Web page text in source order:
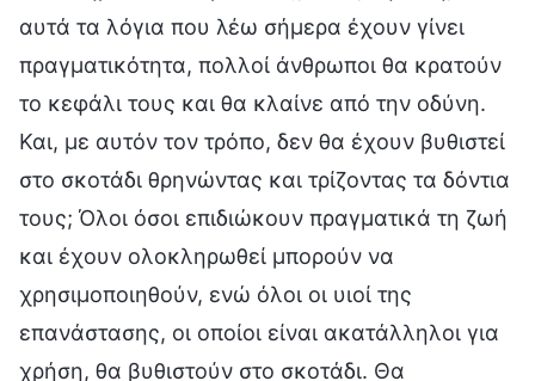
αυτά τα λόγια που λέω σήμερα έχουν γίνει
πραγματικότητα, πολλοί άνθρωποι θα κρατούν
το κεφάλι τους και θα κλαίνε από την οδύνη.
Και, με αυτόν τον τρόπο, δεν θα έχουν βυθιστεί
στο σκοτάδι θρηνώντας και τρίζοντας τα δόντια
τους; Όλοι όσοι επιδιώκουν πραγματικά τη ζωή
και έχουν ολοκληρωθεί μπορούν να
χρησιμοποιηθούν, ενώ όλοι οι υιοί της
επανάστασης, οι οποίοι είναι ακατάλληλοι για
χρήση, θα βυθιστούν στο σκοτάδι. Θα